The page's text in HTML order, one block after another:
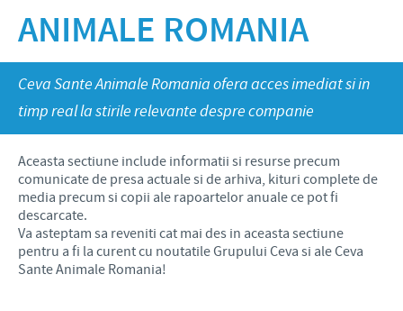
Productie
Istoria Grupului Ceva
Rumegatoare
Animale de companie
Stiri Ceva Sante Animale Romania
Calendare anuale
Importanta responsabilitatii
Contributii
Programe de ajutorare la nivel mondial
CARIERA PROFESIONALA
Joburi in Romania
Joburi internationale in Ceva
CONTACT
CONDITII GENERALE DE VANZARE
FARMACOVIGILENTA
ANIMALE ROMANIA
Ceva Sante Animale Romania ofera acces imediat si in
timp real la stirile relevante despre companie
Aceasta sectiune include informatii si resurse precum
comunicate de presa actuale si de arhiva, kituri complete de
media precum si copii ale rapoartelor anuale ce pot fi
descarcate.
Va asteptam sa reveniti cat mai des in aceasta sectiune
pentru a fi la curent cu noutatile Grupului Ceva si ale Ceva
Sante Animale Romania!